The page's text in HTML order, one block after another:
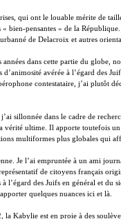
qui ont le louable mérite de
bien-pensantes » de la
de Delacroix et autres
dans cette partie du globe,
avérée à l’égard des
contestataire, j’ai plutôt
sillonnée dans le cadre de
ultime. Il apporte toutefois un
multiformes plus globales qui
Je l’ai empruntée à un ami
de citoyens français
l’égard des Juifs en général et du
quelques nuances ici et là.
la Kabylie est en proie à des